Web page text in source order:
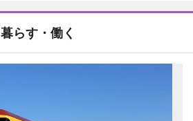
暮らす・働く